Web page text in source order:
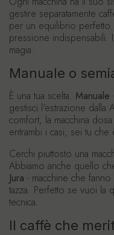
gestire separatamente
per un equilibrio perfetto.
pressione indispensabili. Il
magia.
Manuale o
È una tua scelta. Manuale
gestisci l'estrazione dalla
comfort, la macchina
entrambi i casi, sei tu
Cerchi piuttosto una
Abbiamo anche quello
Jura - macchine che
tazza. Perfetto se vuoi la
tecnica.
Il caffè che